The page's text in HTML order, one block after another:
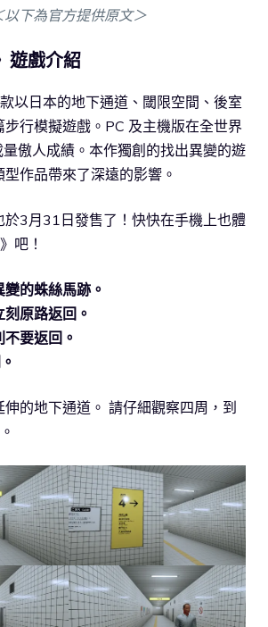
以下為官方提供原文＞
遊戲介紹
以日本的地下通道、閾限空間、後室
行模擬遊戲。PC 及主機版在全世界
傲人成績。本作獨創的找出異變的遊
作品帶來了深遠的影響。
於3月31日發售了！快快在手機上也體
吧！
的蛛絲馬跡。
原路返回。
要返回。
的地下通道。 請仔細觀察四周，到